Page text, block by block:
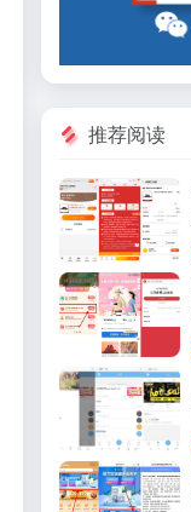
推荐阅读